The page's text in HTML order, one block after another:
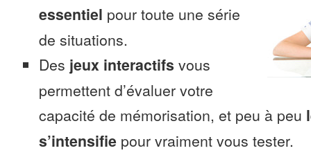
essentiel pour toute une série
de situations.
Des jeux interactifs vous
permettent d’évaluer votre
capacité de mémorisation, et peu à peu
s’intensifie pour vraiment vous tester.